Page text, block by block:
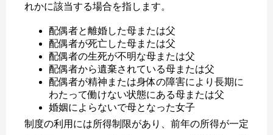
れかに該当する場合を指します。
配偶者と離婚した母または父
配偶者が死亡した母または父
配偶者の生死が不明な母または父
配偶者から遺棄されている母または父
配偶者が精神または身体の障害により長期に
わたって働けない状態にある母または父
婚姻によらないで母となった女子
制度の利用には所得制限があり、前年の所得が一定